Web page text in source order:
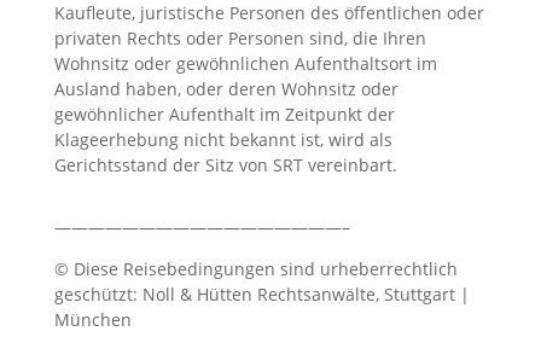
Kaufleute, juristische Personen des öffentlichen oder
privaten Rechts oder Personen sind, die Ihren
Wohnsitz oder gewöhnlichen Aufenthaltsort im
Ausland haben, oder deren Wohnsitz oder
gewöhnlicher Aufenthalt im Zeitpunkt der
Klageerhebung nicht bekannt ist, wird als
Gerichtsstand der Sitz von SRT vereinbart.
—————————————————–
© Diese Reisebedingungen sind urheberrechtlich
geschützt: Noll & Hütten Rechtsanwälte, Stuttgart |
München